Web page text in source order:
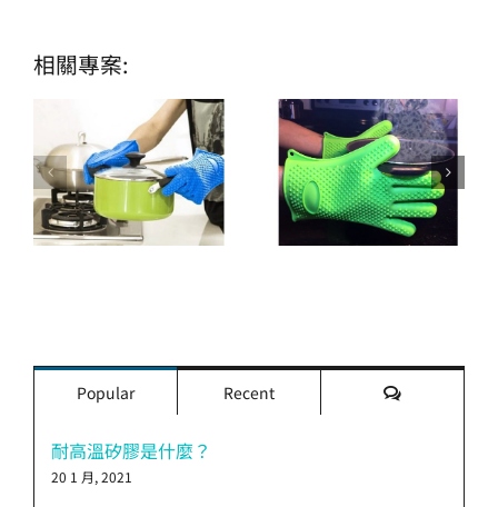
相關專案:
Popular Recent
評
耐高溫矽膠是什麼？
20 1 月, 2021